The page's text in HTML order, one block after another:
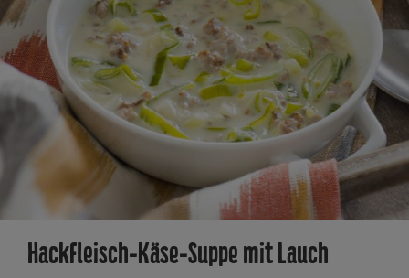
Hackfleisch-Käse-Suppe mit Lauch